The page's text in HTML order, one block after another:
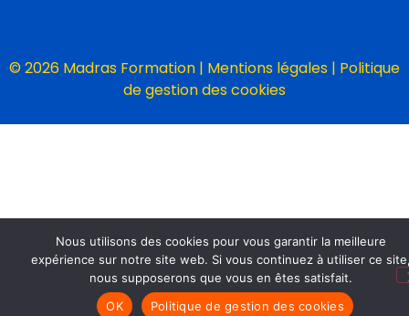
© 2026 Madras Formation | Mentions légales | Politique
de gestion des cookies
Nous utilisons des cookies pour vous garantir la meilleure
expérience sur notre site web. Si vous continuez à utiliser ce
nous supposerons que vous en êtes satisfait.
OK
Politique de gestion des cookies